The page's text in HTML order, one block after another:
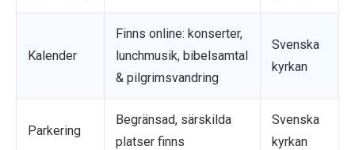
Kalender
Finns online: konserter,
lunchmusik, bibelsamtal
& pilgrimsvandring
Svenska
kyrkan
Parkering
Begränsad, särskilda
platser finns
Svenska
kyrkan